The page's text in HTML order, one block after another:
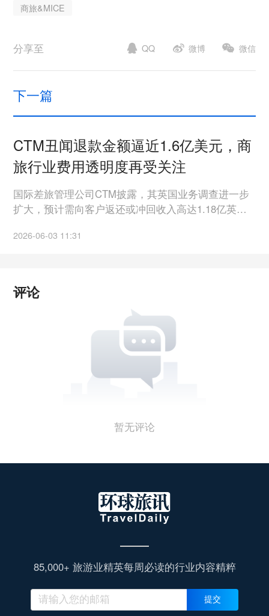
商旅&MICE
分享至 QQ 微博 微信
下一篇
CTM丑闻退款金额逼近1.6亿美元，商
旅行业费用透明度再受关注
国际差旅管理公司CTM披露，其英国业务调查进一步
扩大，预计需向客户返还或冲回收入高达1.18亿英镑
1.04亿美元）。调查显示，部分客户被收取超出合同
返还约1210万英镑，并正与受影响客户协商后续解决
方案。 事件再次引发行业对差旅费用透明度和资金管
理机制的关注。随着企业对成本控制和合规要求不断
提高，TMC的竞争已不只是资源和服务能力，更包括
费用结算、退款管理和审计可追溯能力。对于企业客
户而言，选择具备透明账务体系和完善风控机制的合
作伙伴，正变得越来越重要。
2026-06-03 11:31
评论
暂无评论
85,000+ 旅游业精英每周必读的行业内容精粹
提交